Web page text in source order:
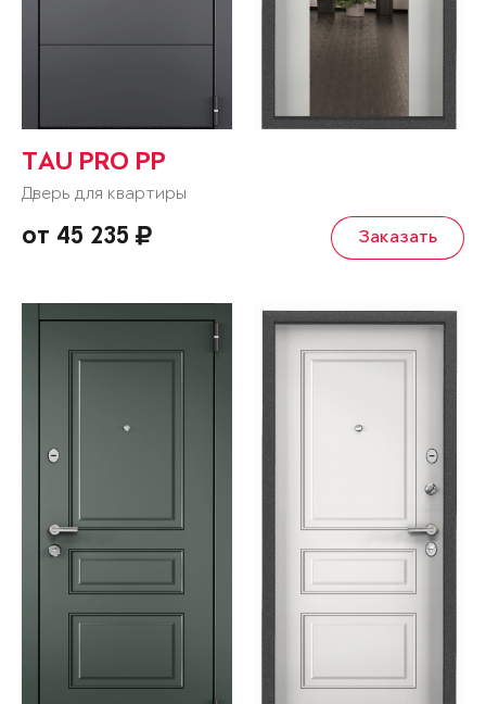
TAU PRO PP
Дверь для квартиры
от 45 235 Заказать